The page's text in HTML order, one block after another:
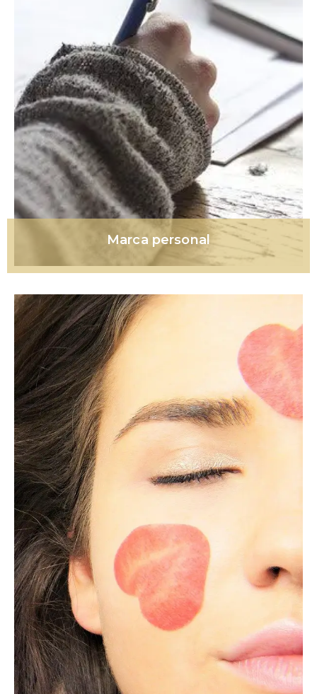
Marca personal